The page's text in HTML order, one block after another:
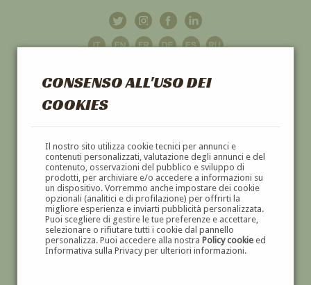
CONSENSO ALL'USO DEI
COOKIES
Il nostro sito utilizza cookie tecnici per annunci e
contenuti personalizzati, valutazione degli annunci e del
contenuto, osservazioni del pubblico e sviluppo di
prodotti, per archiviare e/o accedere a informazioni su
un dispositivo. Vorremmo anche impostare dei cookie
opzionali (analitici e di profilazione) per offrirti la
migliore esperienza e inviarti pubblicità personalizzata.
Puoi scegliere di gestire le tue preferenze e accettare,
selezionare o rifiutare tutti i cookie dal pannello
personalizza. Puoi accedere alla nostra Policy cookieed
Informativa sulla Privacy per ulteriori informazioni.
GALLERIAD'ARTE
DIPINTI E SCULTURE '800 E '900